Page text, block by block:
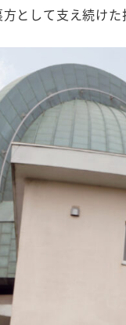
として支え続け